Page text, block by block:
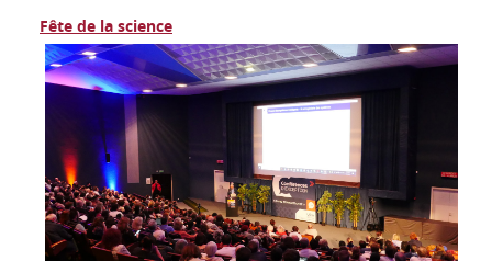
Fête de la science